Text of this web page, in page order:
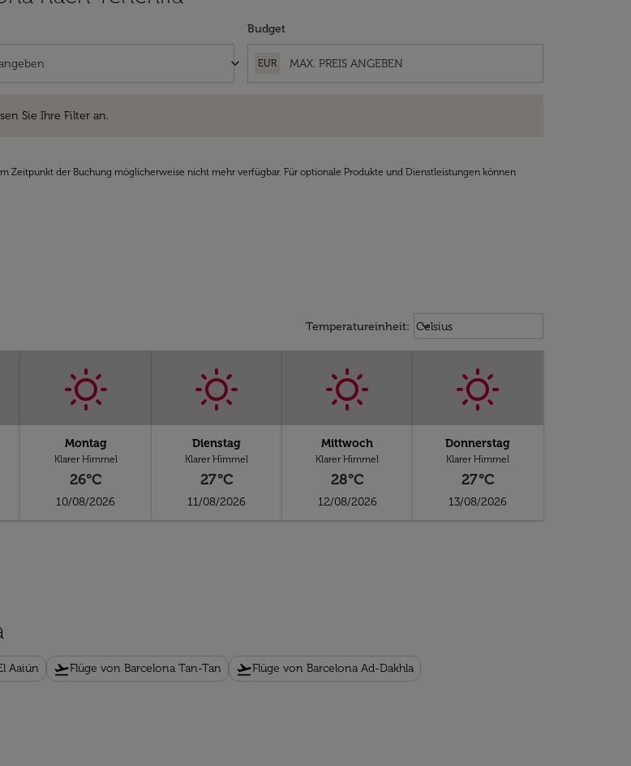
keyboard_arrow_down
Budget
EUR
Sie Ihre Filter an.
Zeitpunkt der Buchung möglicherweise nicht mehr verfügbar. Für optionale Produkte und Dienstleistungen können
Temperatureinheit: Weather unit option Celsius
Celsius
keyboard_arrow_down
Montag
Klarer Himmel
26°C
10/08/2026
Dienstag
Klarer Himmel
27°C
11/08/2026
Mittwoch
Klarer Himmel
28°C
12/08/2026
Donnerstag
Klarer Himmel
27°C
13/08/2026
Aaiún flight_takeoffFlüge von Barcelona Tan-Tan flight_takeoffFlüge von Barcelona Ad-Dakhla